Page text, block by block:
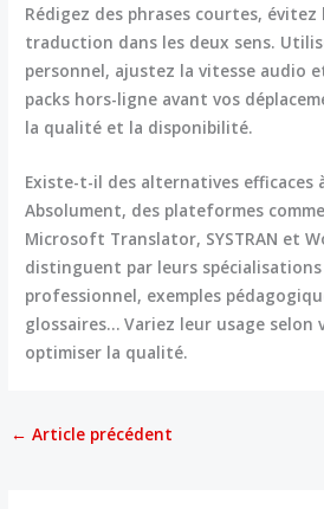
Rédigez des phrases courtes,
traduction dans les deux sens.
personnel, ajustez la vitesse audio
packs hors-ligne avant vos
la qualité et la disponibilité.
Existe-t-il des alternatives efficaces
Absolument, des plateformes
Microsoft Translator, SYSTRAN et
distinguent par leurs
professionnel, exemples
glossaires… Variez leur usage selon
optimiser la qualité.
← Article précédent